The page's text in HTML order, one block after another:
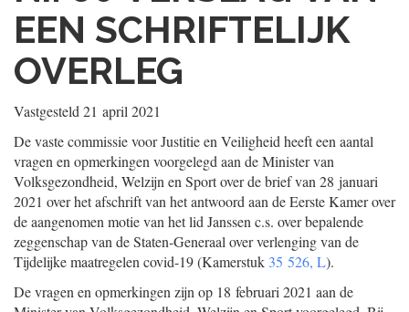
EEN SCHRIFTELIJK
OVERLEG
Vastgesteld 21 april 2021
De vaste commissie voor Justitie en Veiligheid heeft een aantal
vragen en opmerkingen voorgelegd aan de Minister van
Volksgezondheid, Welzijn en Sport over de brief van 28 januari
2021 over het afschrift van het antwoord aan de Eerste Kamer over
de aangenomen motie van het lid Janssen c.s. over bepalende
zeggenschap van de Staten-Generaal over verlenging van de
Tijdelijke maatregelen covid-19 (Kamerstuk 35 526, L).
De vragen en opmerkingen zijn op 18 februari 2021 aan de